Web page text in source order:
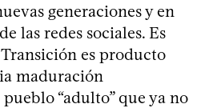
generaciones y en
las redes sociales. Es
es producto
maduración
“adulto” que ya no